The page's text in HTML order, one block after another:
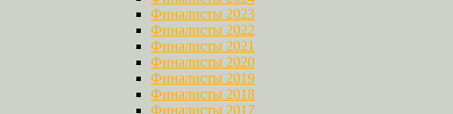
Финалисты 2023
Финалисты 2022
Финалисты 2021
Финалисты 2020
Финалисты 2019
Финалисты 2018
Финалисты 2017